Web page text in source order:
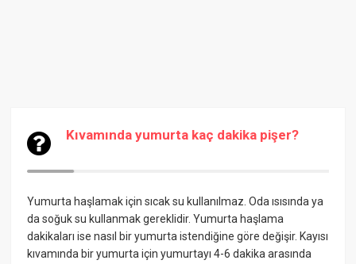
Kıvamında yumurta kaç dakika pişer?
Yumurta haşlamak için sıcak su kullanılmaz. Oda ısısında ya
da soğuk su kullanmak gereklidir. Yumurta haşlama
dakikaları ise nasıl bir yumurta istendiğine göre değişir. Kayısı
kıvamında bir yumurta için yumurtayı 4-6 dakika arasında